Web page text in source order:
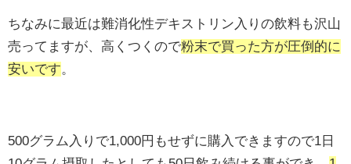
ちなみに最近は難消化性デキストリン入りの飲料も沢山
売ってますが、高くつくので粉末で買った方が圧倒的に
安いです。
500グラム入りで1,000円もせずに購入できますので1日